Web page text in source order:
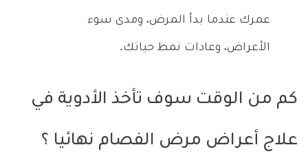
عمرك عندما بدأ المرض، ومدى سوء
الأعراض، وعادات نمط حياتك.
كم من الوقت سوف تأخذ الأدوية في
علاج أعراض مرض الفصام نهائيا ؟